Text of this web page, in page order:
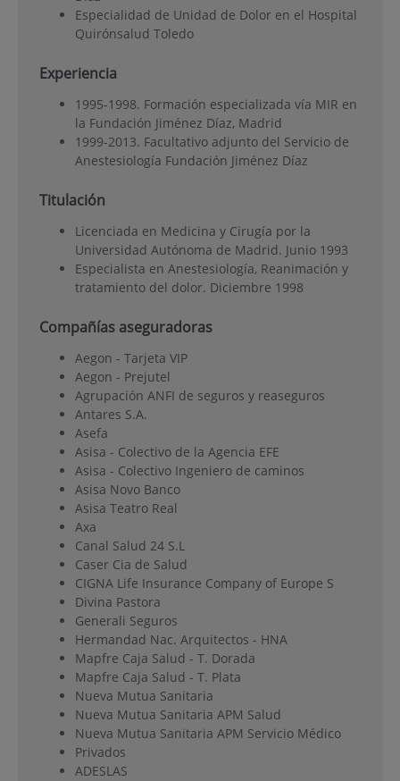
Especialidad de Unidad de Dolor en el Hospital
Quirónsalud Toledo
Experiencia
1995-1998. Formación especializada vía MIR en
la Fundación Jiménez Díaz, Madrid
1999-2013. Facultativo adjunto del Servicio de
Anestesiología Fundación Jiménez Díaz
Titulación
Licenciada en Medicina y Cirugía por la
Universidad Autónoma de Madrid. Junio 1993
Especialista en Anestesiología, Reanimación y
tratamiento del dolor. Diciembre 1998
Compañías aseguradoras
Aegon - Tarjeta VIP
Aegon - Prejutel
Agrupación ANFI de seguros y reaseguros
Antares S.A.
Asefa
Asisa - Colectivo de la Agencia EFE
Asisa - Colectivo Ingeniero de caminos
Asisa Novo Banco
Asisa Teatro Real
Axa
Canal Salud 24 S.L
Caser Cia de Salud
CIGNA Life Insurance Company of Europe S
Divina Pastora
Generali Seguros
Hermandad Nac. Arquitectos - HNA
Mapfre Caja Salud - T. Dorada
Mapfre Caja Salud - T. Plata
Nueva Mutua Sanitaria
Nueva Mutua Sanitaria APM Salud
Nueva Mutua Sanitaria APM Servicio Médico
Privados
ADESLAS